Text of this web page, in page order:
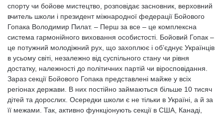
спорту чи бойове мистецтво, розповідає засновник, верховний
вчитель школи і президент міжнародної федерації Бойового
Гопака Володимир Пилат. – Перш за все – це комплексна
система гармонійного виховання особистості. Бойовий Гопак –
це потужний молодіжний рух, що захоплює і об’єднує Українців
в усьому світі, незалежно від суспільного стану чи рівня
достатку, належності до політичних партій чи віросповідання.
Зараз секції Бойового Гопака представлені майже у всіх
регіонах держави. В них постійно займаються більше 10 тисяч
дітей та дорослих. Осередки школи є не тільки в Україні, а й за
її межами. Так, активно функціонують секції в США, Канаді,